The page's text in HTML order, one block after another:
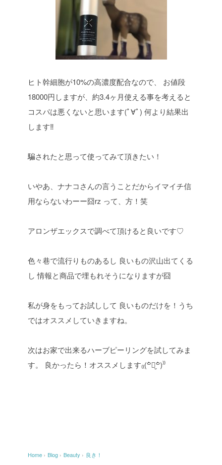
ヒト幹細胞が10%の高濃度配合なので、
お値段
18000円しますが、約3.4ヶ月使える事を考えると
コスパは悪くないと思います(ﾟ∀ﾟ) 何より結果出
します‼︎
騙されたと思って使ってみて頂きたい！
いやあ、ナナコさんの言うことだからイマイチ信
用ならないわーー囧rz って、方！笑
アロンザエックスで調べて頂けると良いです♡
色々巷で流行りものあるし 良いもの沢山出てくる
し 情報と商品で埋もれそうになりますが囧
私が身をもってお試しして 良いものだけを！うち
ではオススメしていきますね。
次はお家で出来るハーブピーリングを試してみま
す。
良かったら！オススメします₍₍(꒪່౪̮꒪່)⁾⁾
Home › Blog › Beauty › 良き！